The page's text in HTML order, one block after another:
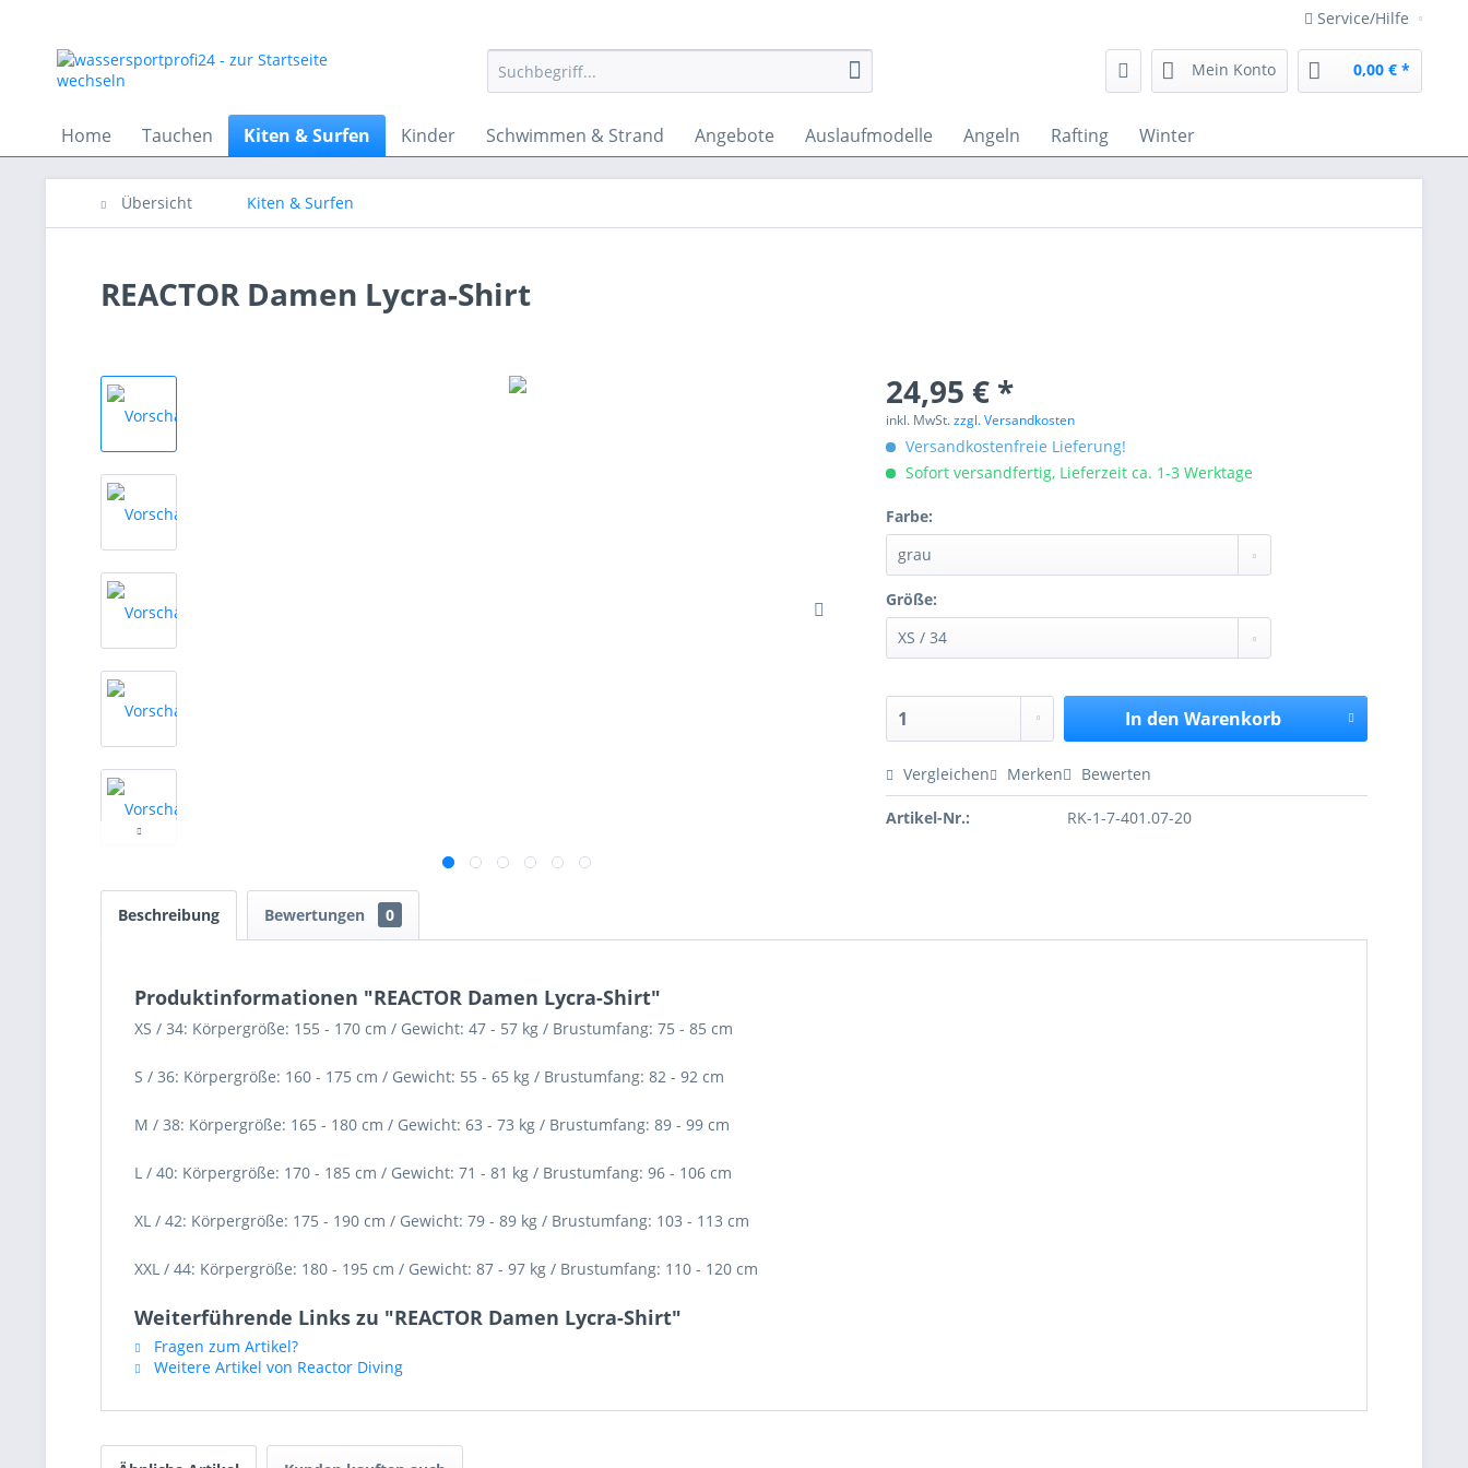
Service/Hilfe
Mein Konto 0,00 € *
Home Tauchen Kiten & Surfen Kinder Schwimmen & Strand Angebote Auslaufmodelle Angeln Rafting Winter
Übersicht Kiten & Surfen
REACTOR Damen Lycra-Shirt
24,95 € *
inkl. MwSt.zzgl. Versandkosten
Versandkostenfreie Lieferung!
Sofort versandfertig, Lieferzeit ca. 1-3 Werktage
Farbe:
Größe:
In den Warenkorb
Vergleichen Merken Bewerten
Artikel-Nr.: RK-1-7-401.07-20
Beschreibung Bewertungen 0
Produktinformationen "REACTOR Damen Lycra-Shirt"
XS / 34: Körpergröße: 155 - 170 cm / Gewicht: 47 - 57 kg / Brustumfang: 75 - 85 cm
S / 36: Körpergröße: 160 - 175 cm / Gewicht: 55 - 65 kg / Brustumfang: 82 - 92 cm
M / 38: Körpergröße: 165 - 180 cm / Gewicht: 63 - 73 kg / Brustumfang: 89 - 99 cm
L / 40: Körpergröße: 170 - 185 cm / Gewicht: 71 - 81 kg / Brustumfang: 96 - 106 cm
XL / 42: Körpergröße: 175 - 190 cm / Gewicht: 79 - 89 kg / Brustumfang: 103 - 113 cm
XXL / 44: Körpergröße: 180 - 195 cm / Gewicht: 87 - 97 kg / Brustumfang: 110 - 120 cm
Weiterführende Links zu "REACTOR Damen Lycra-Shirt"
Fragen zum Artikel?
Weitere Artikel von Reactor Diving